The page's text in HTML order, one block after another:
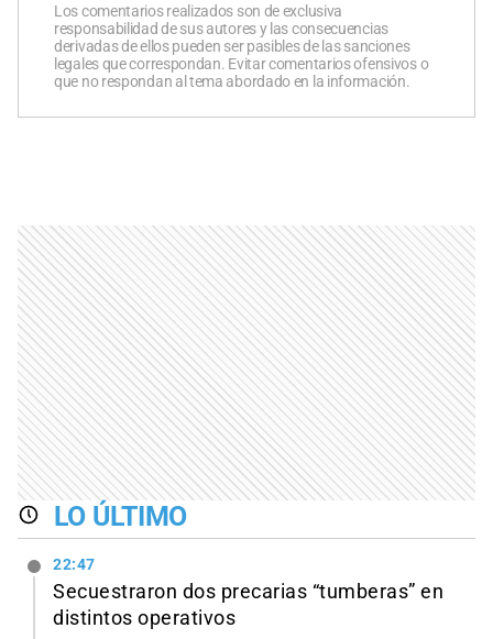
Los comentarios realizados son de exclusiva
responsabilidad de sus autores y las consecuencias
derivadas de ellos pueden ser pasibles de las sanciones
legales que correspondan. Evitar comentarios ofensivos o
que no respondan al tema abordado en la información.
LO ÚLTIMO
22:47
Secuestraron dos precarias “tumberas” en
distintos operativos